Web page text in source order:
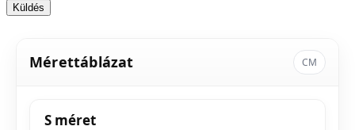
Mérettáblázat CM
S méret